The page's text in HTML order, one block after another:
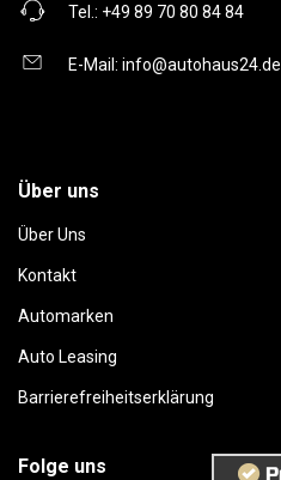
Tel.: +49 89 70 80 84 84
E-Mail: info@autohaus24.de
Über uns
Über Uns
Kontakt
Automarken
Auto Leasing
Barrierefreiheitserklärung
Folge uns